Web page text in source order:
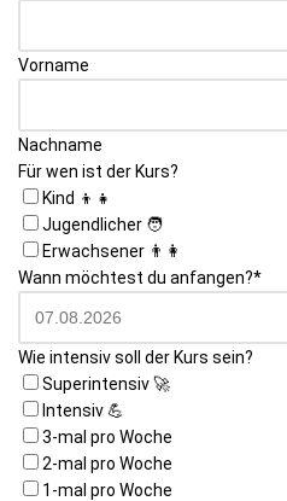
Vorname
Nachname
Für wen ist der Kurs?
Kind 👦👧
Jugendlicher 🧑
Erwachsener 👨👩
Wann möchtest du anfangen?*
Wie intensiv soll der Kurs sein?
Superintensiv 🚀
Intensiv 💪
3-mal pro Woche
2-mal pro Woche
1-mal pro Woche